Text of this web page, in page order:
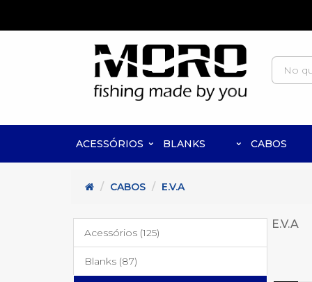
ACESSÓRIOS BLANKS CABOS
CABOS E.V.A
Acessórios (125)
Blanks (87)
E.V.A